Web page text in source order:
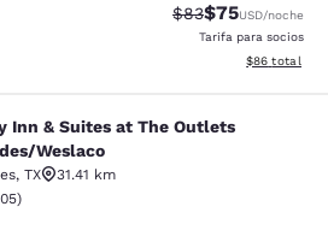
Precio tachado:
$83Precio con
$75USD/noche
Tarifa para socios
Ver detalles
$86 total
at The Outlets
Inn & Suites at The Outlets
Weslaco
, TX
31.41 km
de 3.56 estrellas. Bueno. 205 reseñas
)